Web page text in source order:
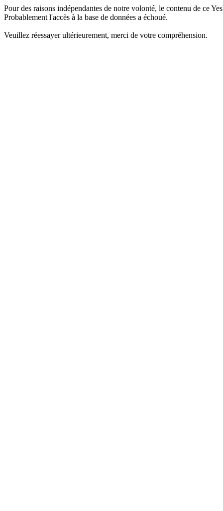
Pour des raisons indépendantes de notre volonté, le contenu de ce
Probablement l'accès à la base de données a échoué.
Veuillez réessayer ultérieurement, merci de votre compréhension.